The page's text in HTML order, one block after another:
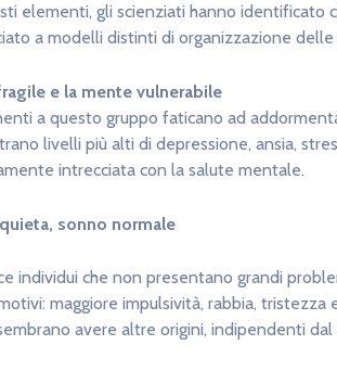
elementi, gli scienziati hanno identificato
a modelli distinti di organizzazione
e la mente vulnerabile
a questo gruppo faticano ad
livelli più alti di depressione, ansia,
intrecciata con la salute mentale.
sonno normale
individui che non presentano grandi
maggiore impulsività, rabbia, tristezza
avere altre origini, indipendenti